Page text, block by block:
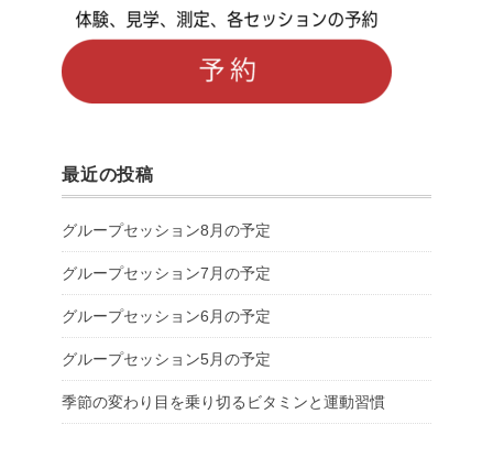
最近の投稿
グループセッション8月の予定
グループセッション7月の予定
グループセッション6月の予定
グループセッション5月の予定
季節の変わり目を乗り切るビタミンと運動習慣